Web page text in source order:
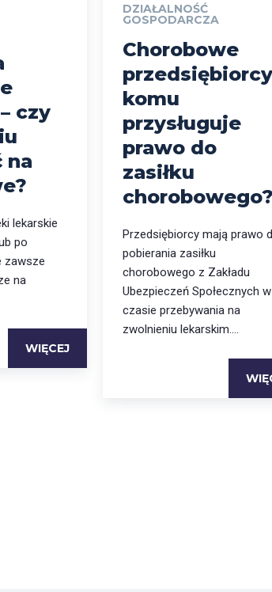
czy
na
lekarskie
po
zawsze
na
WIĘCEJ
DZIAŁALNOŚĆ
GOSPODARCZA
Chorobowe
komu
przysługuje
prawo do
zasiłku
Przedsiębiorcy mają prawo
pobierania zasiłku
chorobowego z Zakładu
Ubezpieczeń Społecznych w
czasie przebywania na
zwolnieniu lekarskim....